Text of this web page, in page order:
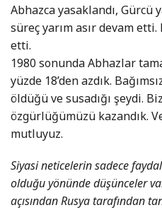
Abhazca yasaklandı, Gürcü
süreç yarım asır devam
etti.
1980 sonunda Abhazlar
yüzde 18’den azdık.
öldüğü ve susadığı şeydi.
özgürlüğümüzü kazandık.
mutluyuz.
Siyasi neticelerin sadece
olduğu yönünde düşünceler
açısından Rusya tarafından